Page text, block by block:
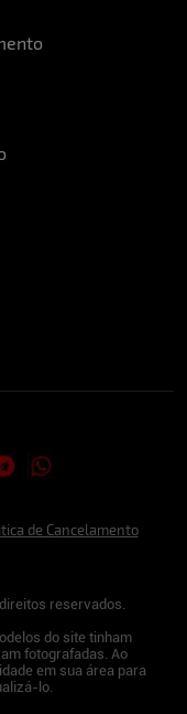
de Cancelamento
reservados.
do site tinham
fotografadas. Ao
em sua área para
lo.